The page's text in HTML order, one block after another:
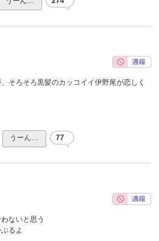
そろそろ黒髪のカッコイイ伊野尾が恋しく
うーん… 77
ないと思う
るよ